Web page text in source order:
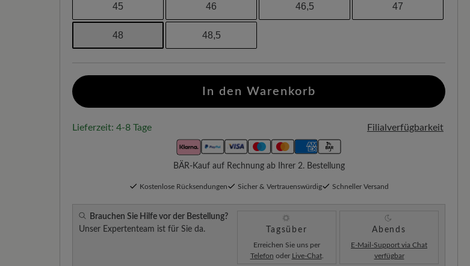
45 46 46,5 47
48 48,5
In den Warenkorb
Lieferzeit: 4-8 Tage Filialverfügbarkeit
BÄR-Kauf auf Rechnung ab Ihrer 2. Bestellung
Kostenlose Rücksendungen Sicher & Vertrauenswürdig Schneller Versand
Brauchen Sie Hilfe vor der Bestellung?
Unser Expertenteam ist für Sie da.
Tagsüber
Erreichen Sie uns per
Telefon oder Live-Chat.
Abends
E-Mail-Support via Chat
verfügbar